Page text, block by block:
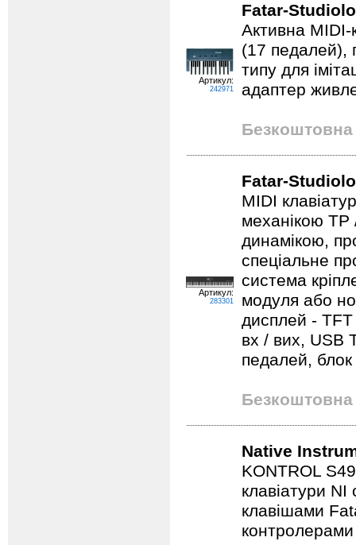
Артикул:
242971
Fatar-
Активна MIDI-
(17 педалей),
типу для
адаптер
Безкоштовна
Артикул:
283301
Fatar-
MIDI
механікою TP
динамікою,
спеціальне
система
модуля або
дисплей -
вх / вих, USB
педалей,
Безкоштовна
Native
KONTROL
клавіатури
клавішами
контролерами